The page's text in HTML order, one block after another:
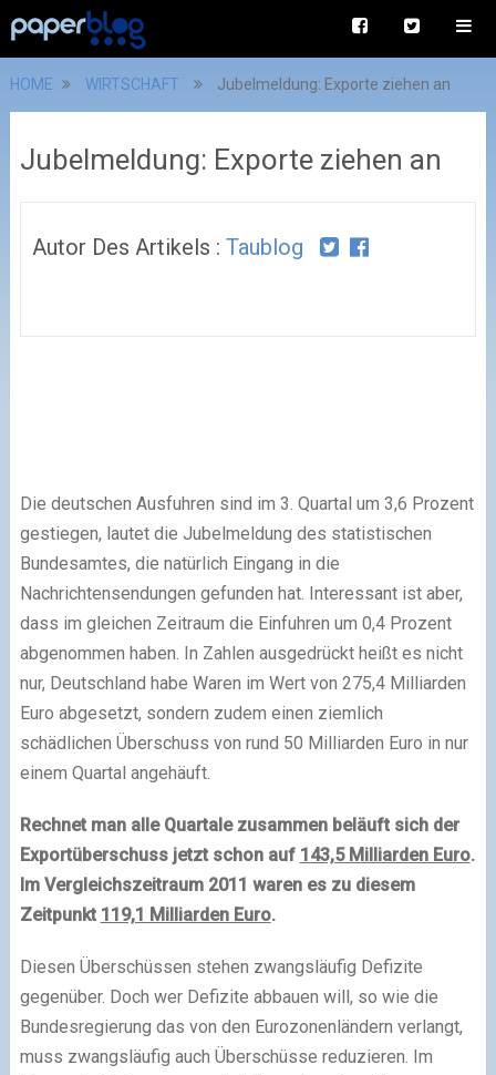
HOME WIRTSCHAFT Jubelmeldung: Exporte ziehen an
Jubelmeldung: Exporte ziehen an
Autor Des Artikels : Taublog
Die deutschen Ausfuhren sind im 3. Quartal um 3,6 Prozent
gestiegen, lautet die Jubelmeldung des statistischen
Bundesamtes, die natürlich Eingang in die
Nachrichtensendungen gefunden hat. Interessant ist aber,
dass im gleichen Zeitraum die Einfuhren um 0,4 Prozent
abgenommen haben. In Zahlen ausgedrückt heißt es nicht
nur, Deutschland habe Waren im Wert von 275,4 Milliarden
Euro abgesetzt, sondern zudem einen ziemlich
schädlichen Überschuss von rund 50 Milliarden Euro in nur
einem Quartal angehäuft.
Rechnet man alle Quartale zusammen beläuft sich der
Exportüberschuss jetzt schon auf 143,5 Milliarden Euro.
Im Vergleichszeitraum 2011 waren es zu diesem
Zeitpunkt 119,1 Milliarden Euro.
Diesen Überschüssen stehen zwangsläufig Defizite
gegenüber. Doch wer Defizite abbauen will, so wie die
Bundesregierung das von den Eurozonenländern verlangt,
muss zwangsläufig auch Überschüsse reduzieren. Im